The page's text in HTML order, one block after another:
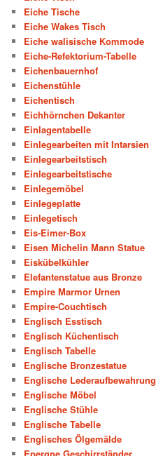
Eiche Tische
Eiche Wakes Tisch
Eiche walisische Kommode
Eiche-Refektorium-Tabelle
Eichenbauernhof
Eichenstühle
Eichentisch
Eichhörnchen Dekanter
Einlagentabelle
Einlegearbeiten mit Intarsien
Einlegearbeitstisch
Einlegearbeitstische
Einlegemöbel
Einlegeplatte
Einlegetisch
Eis-Eimer-Box
Eisen Michelin Mann Statue
Eiskübelkühler
Elefantenstatue aus Bronze
Empire Marmor Urnen
Empire-Couchtisch
Englisch Esstisch
Englisch Küchentisch
Englisch Tabelle
Englische Bronzestatue
Englische Lederaufbewahrung
Englische Möbel
Englische Stühle
Englische Tabelle
Englisches Ölgemälde
Epergne Geschirrständer